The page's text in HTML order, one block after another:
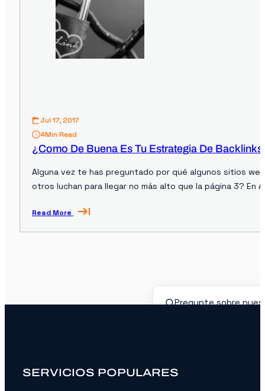
¿Como De Buena Es Tu Estrategia De
Alguna vez te has preguntado por qué algunos sitios
otros luchan para llegar no más alto que la página 3?
Jul 17, 2017
Min Read
4
Read More
SERVICIOS POPULARES